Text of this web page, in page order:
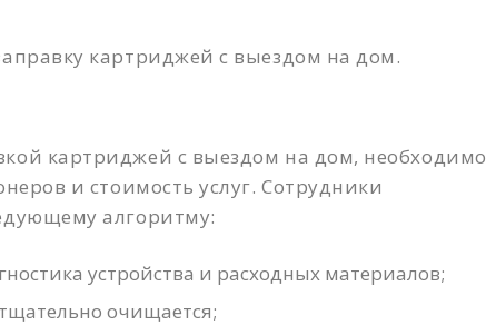
картриджей с выездом на дом.
картриджей с выездом на дом, необходимо
и стоимость услуг. Сотрудники
алгоритму:
устройства и расходных материалов;
очищается;